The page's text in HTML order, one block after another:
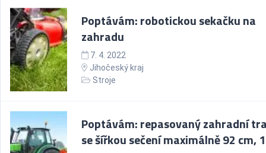
Poptávám: robotickou sekačku na
zahradu
7. 4. 2022
Jihočeský kraj
Stroje
Poptávám: repasovaný zahradní
se šířkou sečení maximálně 92 cm,